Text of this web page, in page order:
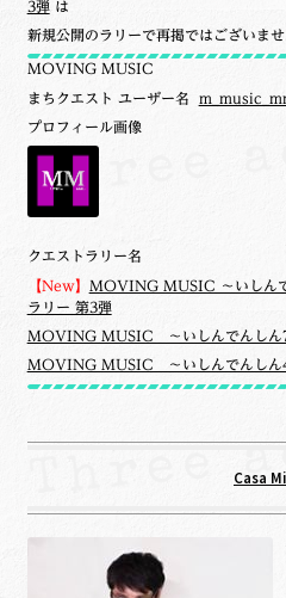
3弾は
新規公開のラリーで再掲ではございませ
MOVING MUSIC
まちクエスト ユーザー名
プロフィール画像
クエストラリー名
【New】
MOVING MUSIC ～いしん
ラリー 第3弾
MOVING MUSIC ～いしんでんしん
MOVING MUSIC ～いしんでんしん
Casa